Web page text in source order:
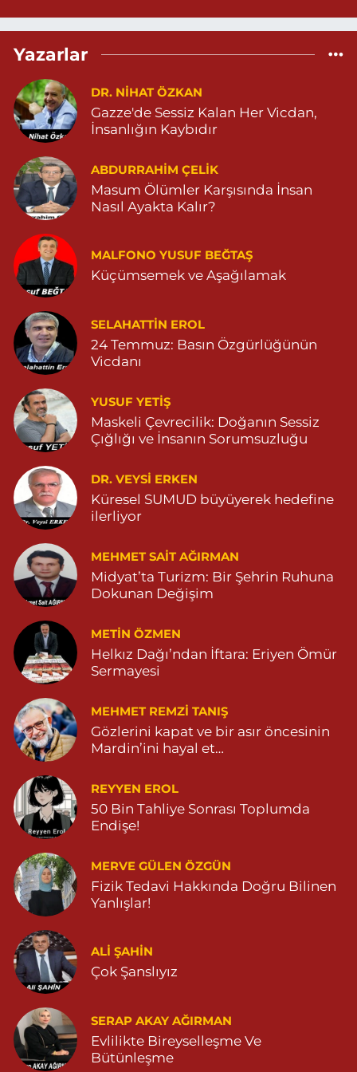
Aksoy Eczanesi
KAPLAN MAH. MARDİN CAD. NO:21 A 04825030197
0 (482) 503 01 97 Yol Tarifi Al
GÜNDOĞAN MAHALLESİ STAD CADDESİ NO:36 A 05380544155
0 (538) 054 41 55 Yol Tarifi Al
Huzur Eczanesi
GÜL MAHALLESİ VATAN CADDE NO:4A 04825912517
0 (482) 591 25 17 Yol Tarifi Al
Dara Eczanesi
NUR MAHALLESİ VALİ OZAN CADDESİ DIŞ KAPI NO:122G
DEVLET HASTANESİ KARŞISI (DİYARBAKIR YOLU CEPHESİ)
04822125304
0 (482) 212 53 04 Yol Tarifi Al
Özdemir Eczanesi
YENİ MAHALLE 3086 SOKAK NO:4 3 04825413121
0 (482) 541 31 21 Yol Tarifi Al
Yazarlar
DR. NIHAT ÖZKAN
Gazze'de Sessiz Kalan Her Vicdan,
İnsanlığın Kaybıdır
ABDURRAHIM ÇELİK
Masum Ölümler Karşısında İnsan
Nasıl Ayakta Kalır?
MALFONO YUSUF BEĞTAŞ
Küçümsemek ve Aşağılamak
SELAHATTIN EROL
24 Temmuz: Basın Özgürlüğünün
Vicdanı
YUSUF YETİŞ
Maskeli Çevrecilik: Doğanın Sessiz
Çığlığı ve İnsanın Sorumsuzluğu
DR. VEYSI ERKEN
Küresel SUMUD büyüyerek hedefine
ilerliyor
MEHMET SAIT AĞIRMAN
Midyat’ta Turizm: Bir Şehrin Ruhuna
Dokunan Değişim
METIN ÖZMEN
Helkız Dağı’ndan İftara: Eriyen Ömür
Sermayesi
MEHMET REMZI TANIŞ
Gözlerini kapat ve bir asır öncesinin
Mardin’ini hayal et…
REYYEN EROL
50 Bin Tahliye Sonrası Toplumda
Endişe!
MERVE GÜLEN ÖZGÜN
Fizik Tedavi Hakkında Doğru Bilinen
Yanlışlar!
ALI ŞAHİN
Çok Şanslıyız
SERAP AKAY AĞIRMAN
Evlilikte Bireyselleşme Ve
Bütünleşme